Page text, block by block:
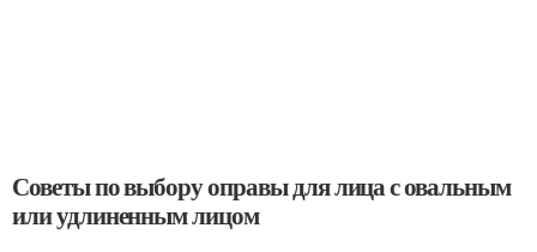
Советы по выбору оправы для лица с овальным
или удлиненным лицом